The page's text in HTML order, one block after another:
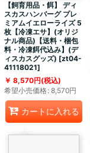
【飼育用品・餌】 ディ
スカスハンバーグ プレ
ミアムイエローライズ 5
枚【冷凍エサ】(オリジ
ナル商品)【送料・梱包
料・冷凍餌代込み】(デ
ィスカスグッズ) [zt04-
41118021]
8,570円(税込)
希望小売価格 : 8,570円
カートに入れる